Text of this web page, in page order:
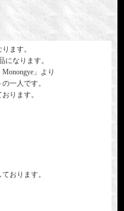
ます。
になります。
」より
一人です。
ります。
おります。